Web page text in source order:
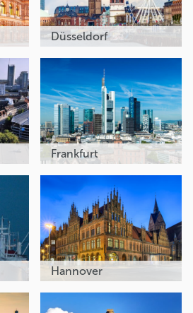
Düsseldorf
Frankfurt
Hannover